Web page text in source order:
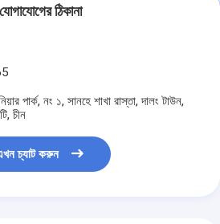
যোগাযোগের ঠিকানা
পার্ক, নং ১, সানহে শাখা রাস্তা, দালং টাউন,
চীন
চ্যাট করুন